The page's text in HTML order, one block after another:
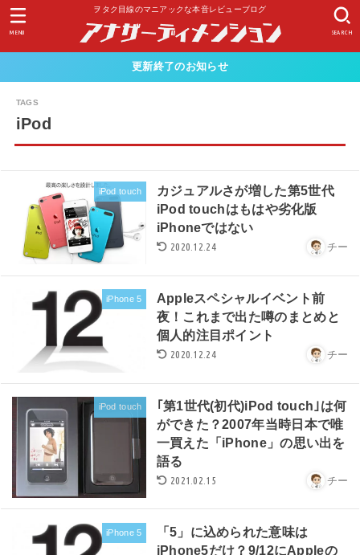
ヲタク目線のマニアックな本音レビューブログ
SEARCH
MENU
更新終了のお知らせ
iPod
iPod touch
カジュアルさが増した第5世代
iPod touchはもはや劣化版
iPhoneではない
2020.12.24 チー
iPhone 5
Appleスペシャルイベント前
夜！これまで出た噂のまとめと
個人的注目ポイント
2020.12.24 チー
iPod touch
｢第1世代(初代)iPod touch｣は何
ができた？2007年当時日本で唯
一買えた「iPhone」の思い出を
語る
2021.02.15 チー
iPhone 5
「5」に込められた意味は
iPhone5だけ？9/12にAppleの